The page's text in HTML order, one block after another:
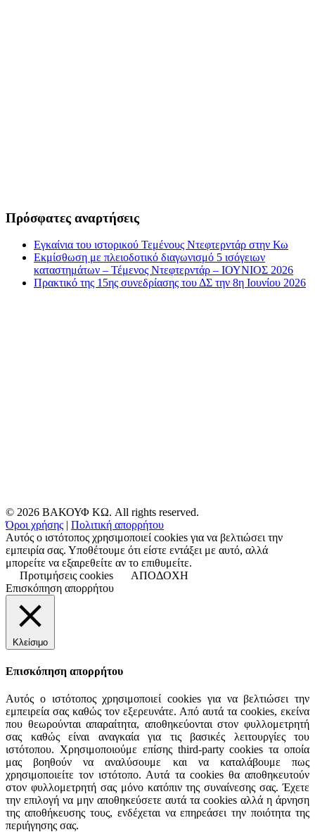
Πρόσφατες αναρτήσεις
Εγκαίνια του ιστορικού Τεμένους Ντεφτερντάρ στην Κω
Εκμίσθωση με πλειοδοτικό διαγωνισμό 5 ισόγειων
καταστημάτων – Τέμενος Ντεφτερντάρ – ΙΟΥΝΙΟΣ 2026
Πρακτικό της 15ης συνεδρίασης του ΔΣ την 8η Ιουνίου 2026
© 2026 ΒΑΚΟΥΦ ΚΩ. All rights reserved.
Όροι χρήσης | Πολιτική απορρήτου
Αυτός ο ιστότοπος χρησιμοποιεί cookies για να βελτιώσει την
εμπειρία σας. Υποθέτουμε ότι είστε εντάξει με αυτό, αλλά
μπορείτε να εξαιρεθείτε αν το επιθυμείτε.
Προτιμήσεις cookies
ΑΠΟΔΟΧΗ
Επισκόπηση απορρήτου
Κλείσιμο
Επισκόπηση απορρήτου
Αυτός ο ιστότοπος χρησιμοποιεί cookies για να βελτιώσει την
εμπειρεία σας καθώς τον εξερευνάτε. Από αυτά τα cookies, εκείνα
που θεωρούνται απαραίτητα, αποθηκεύονται στον φυλλομετρητή
σας καθώς είναι αναγκαία για τις βασικές λειτουργίες του
ιστότοπου. Χρησιμοποιούμε επίσης third-party cookies τα οποία
μας βοηθούν να αναλύσουμε και να καταλάβουμε πως
χρησιμοποιείτε τον ιστότοπο. Αυτά τα cookies θα αποθηκευτούν
στον φυλλομετρητή σας μόνο κατόπιν της συναίνεσης σας. Έχετε
την επιλογή να μην αποθηκεύσετε αυτά τα cookies αλλά η άρνηση
της αποθήκευσης τους, ενδέχεται να επηρεάσει την ποιότητα της
περιήγησης σας.